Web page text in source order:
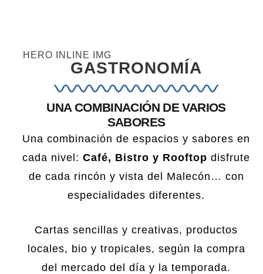
HERO INLINE IMG
GASTRONOMÍA
UNA COMBINACIÓN DE VARIOS
SABORES
Una combinación de espacios y sabores en
cada nivel: Café, Bistro y Rooftop disfrute
de cada rincón y vista del Malecón… con
especialidades diferentes.
Cartas sencillas y creativas, productos
locales, bio y tropicales, según la compra
del mercado del día y la temporada.